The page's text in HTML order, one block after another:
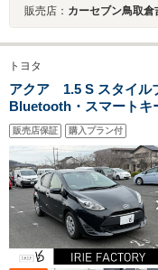
販売店： カーセブン鳥取倉
トヨタ
アクア 1.5 S スタイル
Bluetooth・スマートキ
ライト・アクセル踏み間
販売店保証 購入プラン付